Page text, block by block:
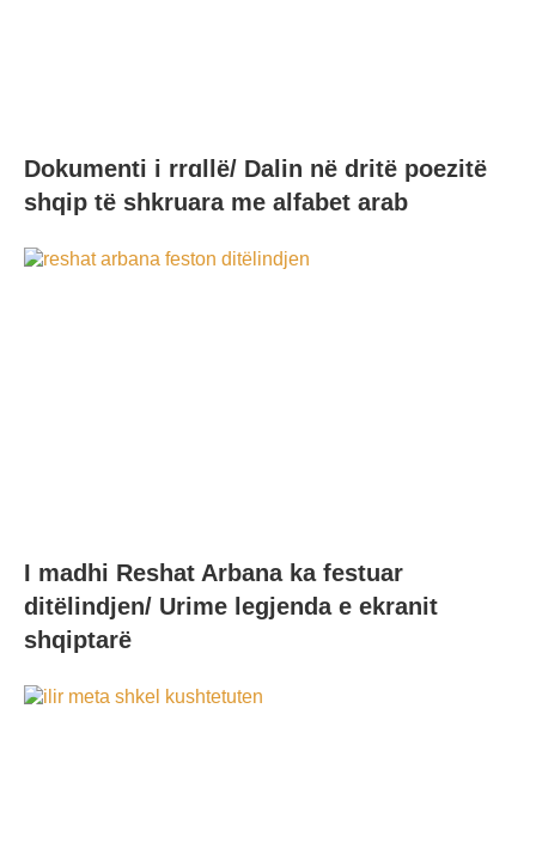
Dokumenti i rrɑllë/ Dalin në dritë poezitë
shqip të shkruara me alfabet arab
I madhi Reshat Arbana ka festuar
ditëlindjen/ Urime legjenda e ekranit
shqiptarë